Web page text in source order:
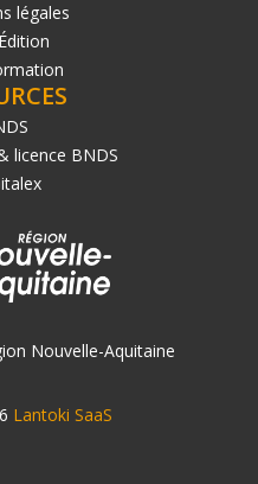
légales
licence BNDS
Nouvelle-Aquitaine
Lantoki SaaS